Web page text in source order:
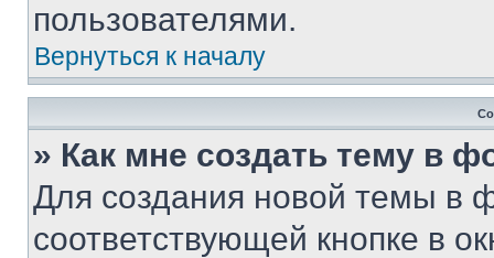
пользователями.
Вернуться к началу
» Как мне создать тему в
Для создания новой темы в
соответствующей кнопке в